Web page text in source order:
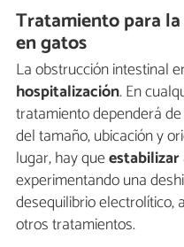
Tratamiento para
en gatos
La obstrucción intestinal
hospitalización. En
tratamiento dependerá
del tamaño, ubicación y
lugar, hay que
experimentando una
desequilibrio electrolítico,
otros tratamientos.